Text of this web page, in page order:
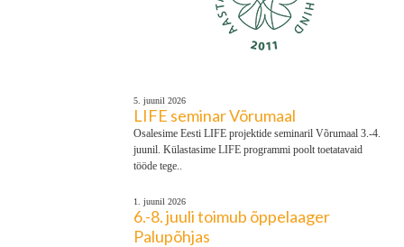
5. juunil 2026
LIFE seminar Võrumaal
Osalesime Eesti LIFE projektide seminaril Võrumaal 3.-4.
juunil. Külastasime LIFE programmi poolt toetatavaid
tööde tege..
1. juunil 2026
6.-8. juuli toimub õppelaager
Palupõhjas